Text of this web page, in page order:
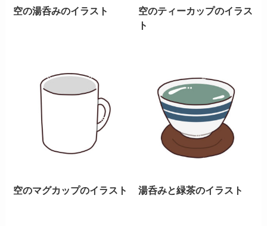
空の湯呑みのイラスト
空のティーカップのイラス
ト
空のマグカップのイラスト 湯呑みと緑茶のイラスト